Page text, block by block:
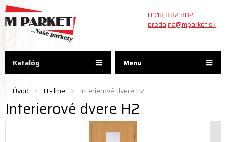
Menu
0918 882 882
predajna@mparket.sk
Úvod H - line Interierové dvere H2
Interierové dvere H2
Katalóg